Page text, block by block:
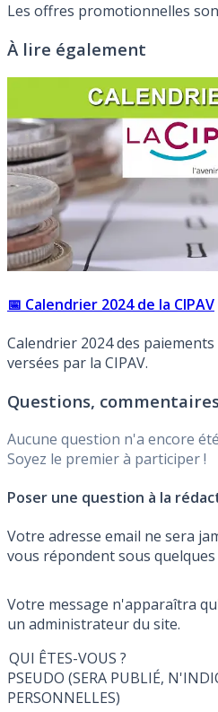
Les offres promotionnelles
À lire également
📅 Calendrier 2024 de la CIPAV
Calendrier 2024 des
versées par la CIPAV.
Questions,
Aucune question n'a encore
Soyez le premier à participer !
Poser une question à la
Votre adresse email ne sera
vous répondent sous quelques
Votre message n'apparaîtra
un administrateur du site.
QUI ÊTES-VOUS ?
PSEUDO (SERA PUBLIÉ,
PERSONNELLES)